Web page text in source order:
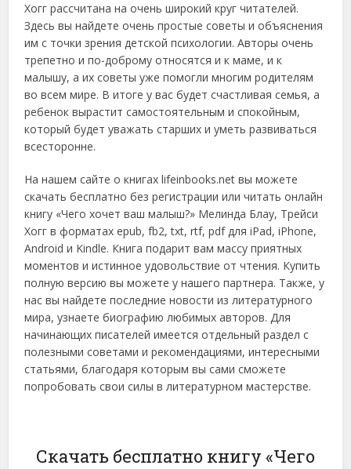
Хогг рассчитана на очень широкий круг читателей.
Здесь вы найдете очень простые советы и объяснения
им с точки зрения детской психологии. Авторы очень
трепетно и по-доброму относятся и к маме, и к
малышу, а их советы уже помогли многим родителям
во всем мире. В итоге у вас будет счастливая семья, а
ребенок вырастит самостоятельным и спокойным,
который будет уважать старших и уметь развиваться
всесторонне.
На нашем сайте о книгах lifeinbooks.net вы можете
скачать бесплатно без регистрации или читать онлайн
книгу «Чего хочет ваш малыш?» Мелинда Блау, Трейси
Хогг в форматах epub, fb2, txt, rtf, pdf для iPad, iPhone,
Android и Kindle. Книга подарит вам массу приятных
моментов и истинное удовольствие от чтения. Купить
полную версию вы можете у нашего партнера. Также, у
нас вы найдете последние новости из литературного
мира, узнаете биографию любимых авторов. Для
начинающих писателей имеется отдельный раздел с
полезными советами и рекомендациями, интересными
статьями, благодаря которым вы сами сможете
попробовать свои силы в литературном мастерстве.
Скачать бесплатно книгу «Чего